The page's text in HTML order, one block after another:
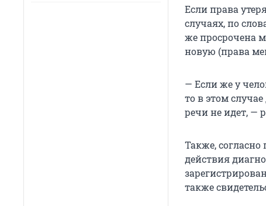
Если права
случаях, по
же просрочена
новую (права
— Если же у
то в этом
речи не идет, —
Также, согласно
действия
также